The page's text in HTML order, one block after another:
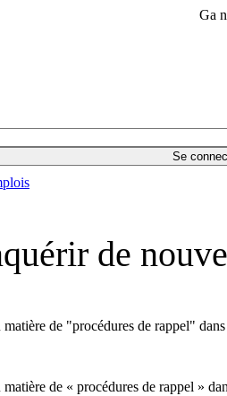
Ga
Se
de
de "procédures de rappel"
de « procédures de rappel »